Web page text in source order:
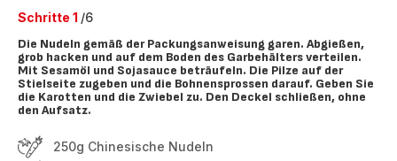
Schritte 1 /6
Die Nudeln gemäß der Packungsanweisung garen. Abgießen,
grob hacken und auf dem Boden des Garbehälters verteilen.
Mit Sesamöl und Sojasauce beträufeln. Die Pilze auf der
Stielseite zugeben und die Bohnensprossen darauf. Geben Sie
die Karotten und die Zwiebel zu. Den Deckel schließen, ohne
den Aufsatz.
250g Chinesische Nudeln